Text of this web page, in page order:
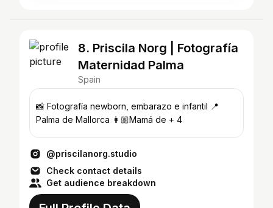
8. Priscila Norg | Fotografía
Maternidad Palma
Spain
📸 Fotografía newborn, embarazo e infantil 📍
Palma de Mallorca 👩🏼Mamá de + 4
@priscilanorg.studio
Check contact details
Get audience breakdown